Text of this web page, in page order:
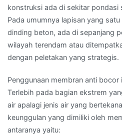
konstruksi ada di sekitar pondasi
Pada umumnya lapisan yang
dinding beton, ada di sepanjang
wilayah terendam atau
dengan peletakan yang strategis.
Penggunaan membran anti
Terlebih pada bagian ekstrem
air apalagi jenis air yang
keunggulan yang dimiliki oleh
antaranya yaitu: